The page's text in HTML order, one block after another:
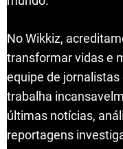
No Wikkiz,
transformar vidas e
equipe de
trabalha
últimas notícias,
reportagens